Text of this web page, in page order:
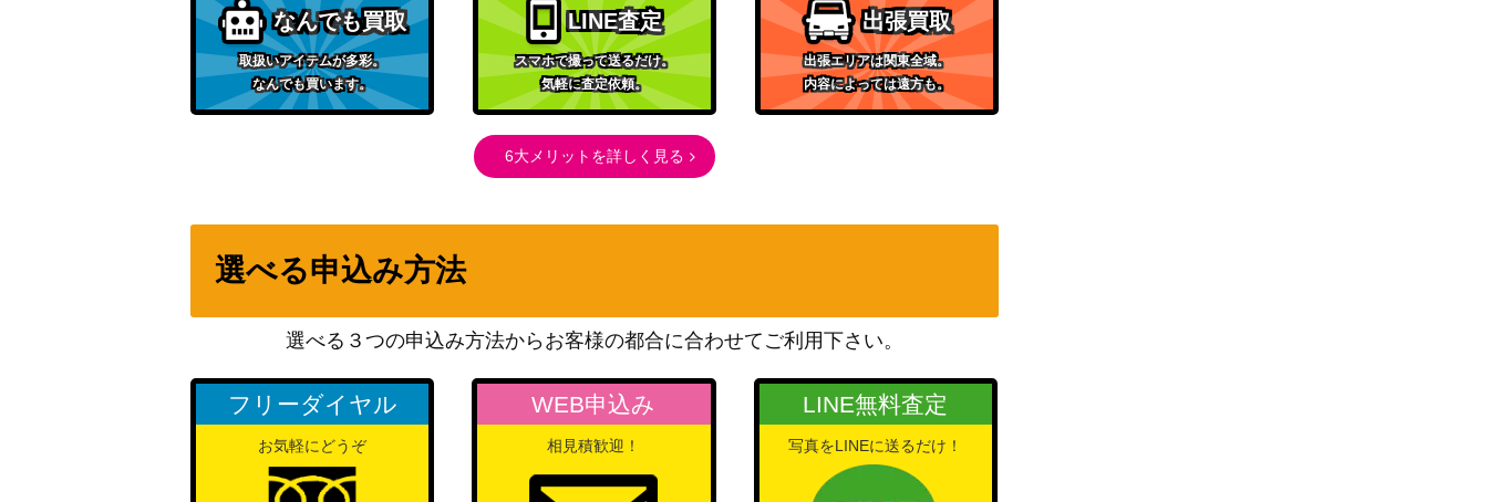
ギラティナEX（SR）【XY7 091/081】
XY・XY BREAK
（バンデットリング）
4,400
エアームドEX（SR）【XY1 062/060】
XY・XY BREAK
（コレクションX）
1,300
XY・XY BREAK
（THE BEST OF XY）
ブリジュラスex（SAR）【SV7a 088/064】
ト
1,800
（バイオレットex）
スクールガール（SR)【s7D 078/067】
（摩天パーフェクト）
700
オーガポンいしずえのめんex（SAR）【SV8a 216/187】
スカーレット＆バイオレッ
（テラスタルフェスex）
なんでも買取
取扱いアイテムが多彩。
なんでも買います。
LINE査定
スマホで撮って送るだけ。
気軽に査定依頼。
出張買取
出張エリアは関東全域。
内容によっては遠方も。
6大メリットを詳しく見る
選べる申込み方法
選べる３つの申込み方法からお客様の都合に合わせてご利用下さい。
フリーダイヤル
お気軽にどうぞ
WEB申込み
相見積歓迎！
LINE無料査定
写真をLINEに送るだけ！